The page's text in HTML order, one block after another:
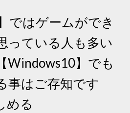
ではゲームができ
っている人も多い
Windows10】でも
事はご存知です
める